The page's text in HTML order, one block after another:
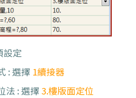
設定
: 選擇 1續接器
: 選擇3.樓版面定位